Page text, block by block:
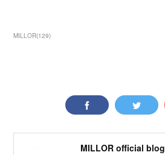
MILLOR(129)
MILLOR official blog